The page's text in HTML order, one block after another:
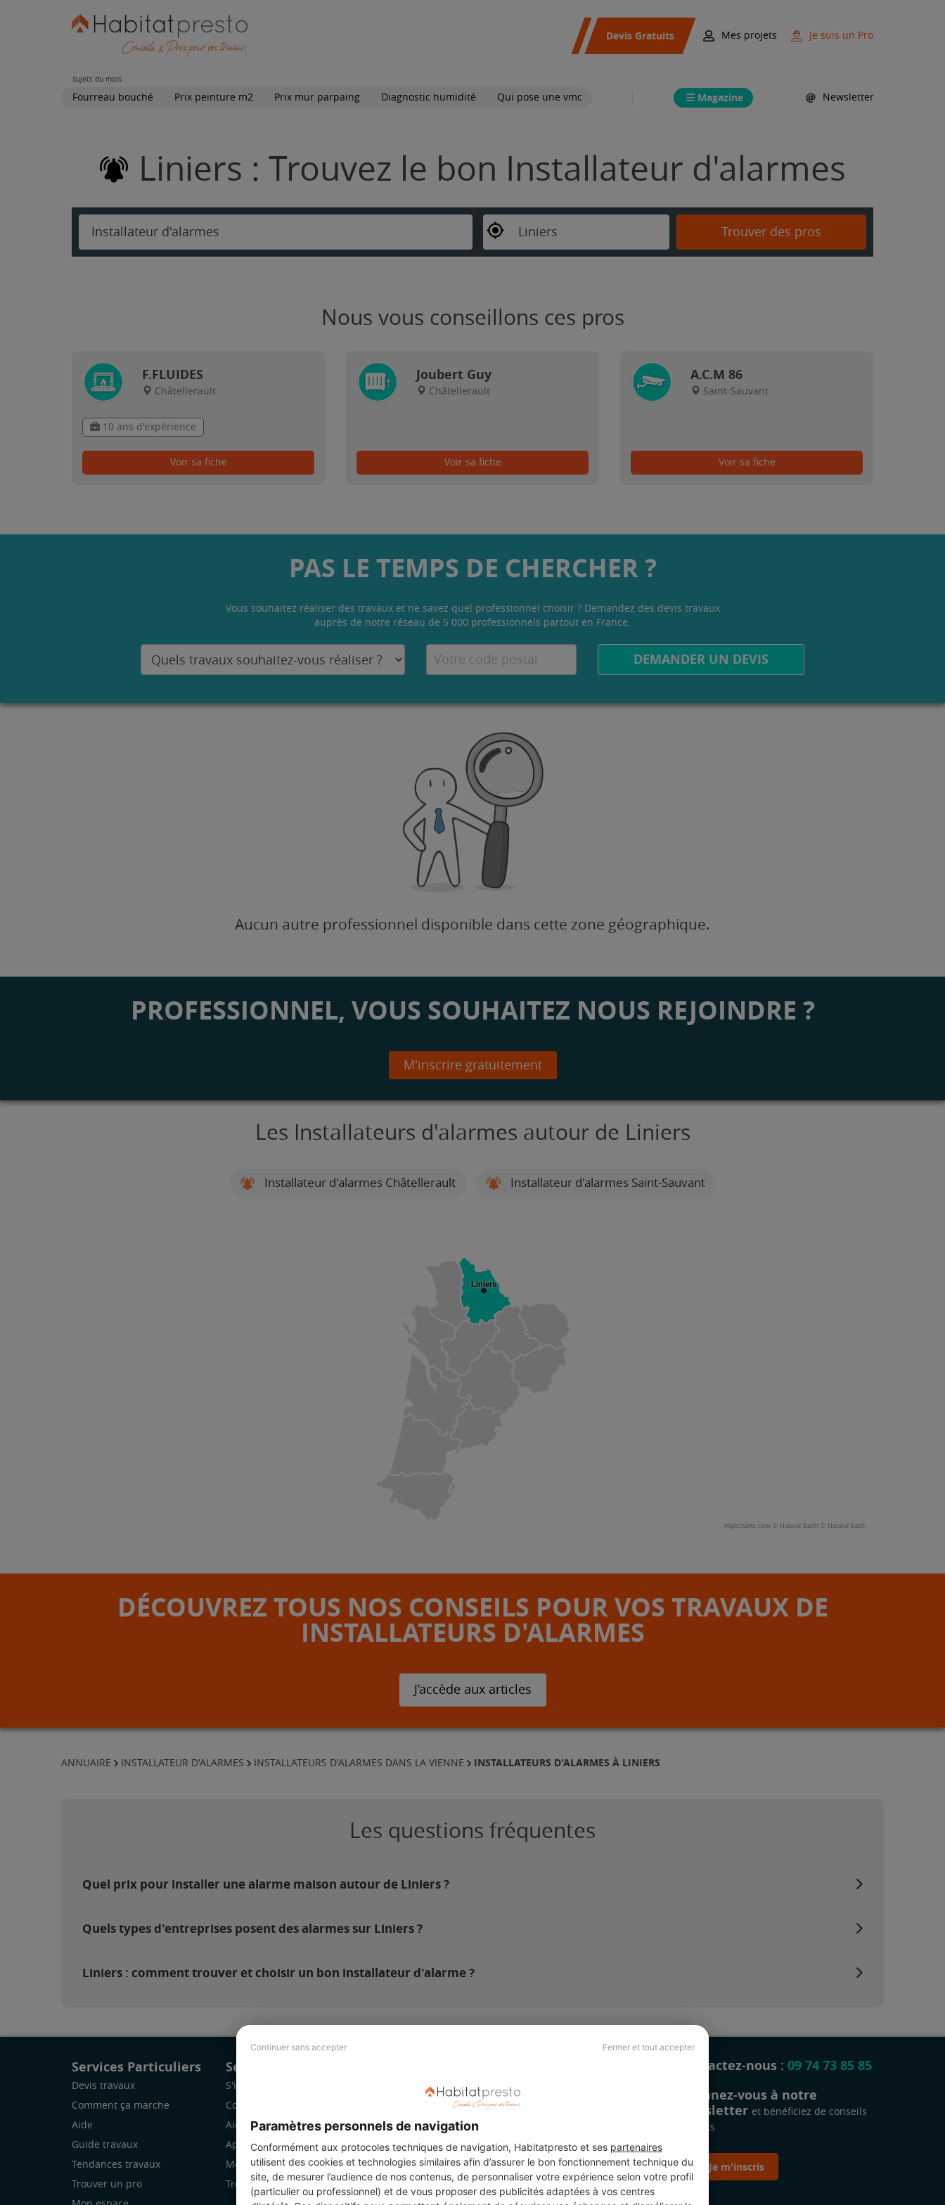
Continuer sans accepter Fermer et tout accepter
Paramètres personnels de navigation
Conformément aux protocoles techniques de navigation, Habitatpresto et ses partenaires
utilisent des cookies et technologies similaires afin d’assurer le bon fonctionnement technique du
site, de mesurer l’audience de nos contenus, de personnaliser votre expérience selon votre profil
(particulier ou professionnel) et de vous proposer des publicités adaptées à vos centres
Devis Gratuits Mes projets Je suis un Pro
Sujets du mois
Fourreau bouché Prix peinture m2 Prix mur parpaing Diagnostic humidité Qui pose une vmc Magazine Newsletter
Liniers : Trouvez le bon Installateur d'alarmes
Installateur d'alarmes Liniers Trouver des pros
Nous vous conseillons ces pros
F.FLUIDES
Châtellerault
10 ans d'expérience
Voir sa fiche
Joubert Guy
Châtellerault
Voir sa fiche
A.C.M 86
Saint-Sauvant
Voir sa fiche
PAS LE TEMPS DE CHERCHER ?
Vous souhaitez réaliser des travaux et ne savez quel professionnel choisir ? Demandez des devis travaux
auprès de notre réseau de 5 000 professionnels partout en France.
DEMANDER UN DEVIS
Aucun autre professionnel disponible dans cette zone géographique.
PROFESSIONNEL, VOUS SOUHAITEZ NOUS REJOINDRE ?
M'inscrire gratuitement
Les Installateurs d'alarmes autour de Liniers
Installateur d'alarmes Châtellerault Installateur d'alarmes Saint-Sauvant
Liniers
Highcharts.com © Natural Earth © Natural Earth
DÉCOUVREZ TOUS NOS CONSEILS POUR VOS TRAVAUX DE
INSTALLATEURS D'ALARMES
J’accède aux articles
ANNUAIRE INSTALLATEUR D'ALARMES INSTALLATEURS D'ALARMES DANS LA VIENNE INSTALLATEURS D'ALARMES À LINIERS
Les questions fréquentes
Quel prix pour installer une alarme maison autour de Liniers ?
Quels types d'entreprises posent des alarmes sur Liniers ?
Liniers : comment trouver et choisir un bon installateur d'alarme ?
Services Particuliers
Devis travaux
Comment ça marche
Aide
Guide travaux
Tendances travaux
Trouver un pro
Services Pro
S'inscrire
Comment ça marche
Aide
Application Mobile
Mon espace
Trouver des chantiers
Revue de presse
Légal
Charte cookies
Contactez-nous : 09 74 73 85 85
Abonnez-vous à notre
newsletter et bénéficiez de conseils
gratuits
Je m'inscris